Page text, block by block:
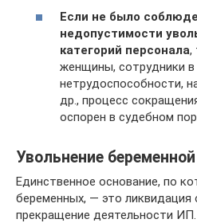
Если не было
недопустимости
категорий персонала,
женщины, сотрудники
нетрудоспособности,
др., процесс
оспорен в судебном
Увольнение беременной
Единственное основание, по
беременных, — это ликвидация
прекращение деятельности ИП.